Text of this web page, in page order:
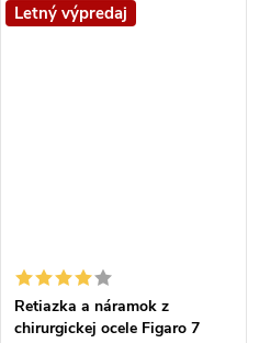
Letný výpredaj
Retiazka a náramok z
chirurgickej ocele Figaro 7